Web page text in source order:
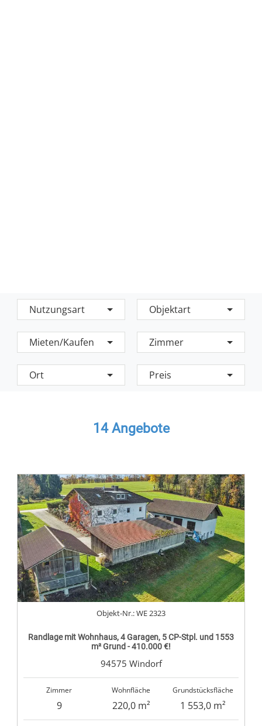
Nutzungsart Objektart
Mieten/Kaufen Zimmer
Ort Preis
14Angebote
Randlage mit Wohnhaus, 4 Garagen, 5 CP-Stpl. und 1553
m² Grund - 410.000 €!
Objekt-Nr.: WE 2323
94575 Windorf
Zimmer
9
Wohnfläche
220,0 m²
Grundstücksfläche
1 553,0 m²